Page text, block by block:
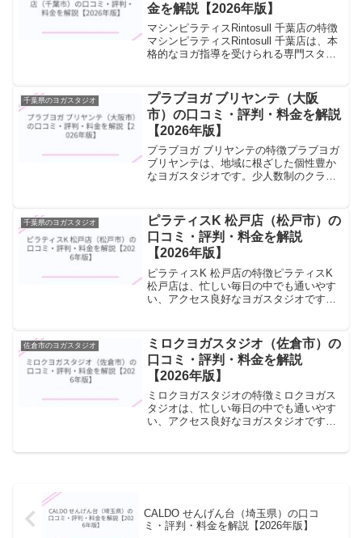
金を解説【2026年版】
マシンピラティスRintosull 千葉店の特徴
マシンピラティスRintosull 千葉店は、本
格的なヨガ指導を受けられる専門スタジ
寧に指導します。資格取得者による専
門...
千葉県のヨガスタジオ
プラブヨガ ブリヤンテ（大阪
市）の口コミ・評判・料金を解説
【2026年版】
プラブヨガ ブリヤンテの特徴プラブヨガ
ブリヤンテは、地域に根ざした個性豊か
なヨガスタジオです。少人数制のクラス
す。少人数制クラスを中心に、丁寧な指
導でヨガを深めることが...
千葉県のヨガスタジオ
ピラティスK 松戸店（松戸市）の
口コミ・評判・料金を解説
【2026年版】
ピラティスK 松戸店の特徴ピラティスK
松戸店は、忙しい毎日の中でも通いやす
い、アクセス良好なヨガスタジオです。
ます。駅近の立地と多彩な時間帯のクラ
ス設定により、仕事帰...
佐倉市のヨガスタジオ
ミロクヨガスタジオ（佐倉市）の
口コミ・評判・料金を解説
【2026年版】
ミロクヨガスタジオの特徴ミロクヨガス
タジオは、忙しい毎日の中でも通いやす
い、アクセス良好なヨガスタジオです。
CALDO せんげん台（埼玉県）の口コ
ミ・評判・料金を解説【2026年版】